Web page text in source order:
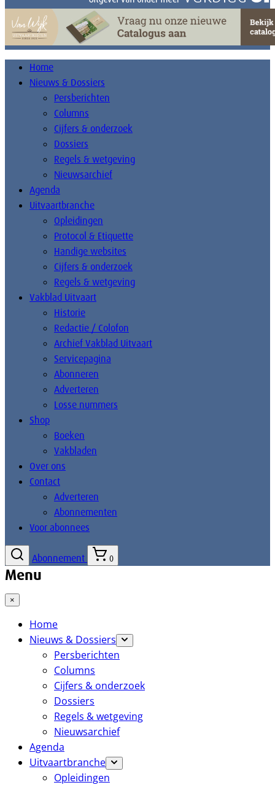
Home
Nieuws & Dossiers
Persberichten
Columns
Cijfers & onderzoek
Dossiers
Regels & wetgeving
Nieuwsarchief
Agenda
Uitvaartbranche
Opleidingen
Protocol & Etiquette
Handige websites
Cijfers & onderzoek
Regels & wetgeving
Vakblad Uitvaart
Historie
Redactie / Colofon
Archief Vakblad Uitvaart
Servicepagina
Abonneren
Adverteren
Losse nummers
Shop
Boeken
Vakbladen
Over ons
Contact
Adverteren
Abonnementen
Voor abonnees
Abonnement 0
Menu
×
Home
Nieuws & Dossiers
Persberichten
Columns
Cijfers & onderzoek
Dossiers
Regels & wetgeving
Nieuwsarchief
Agenda
Uitvaartbranche
Opleidingen